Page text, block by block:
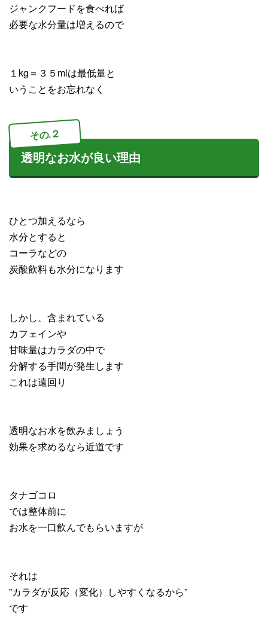
ジャンクフードを食べれば
必要な水分量は増えるので
１kg＝３５mlは最低量と
いうことをお忘れなく
その.２
透明なお水が良い理由
ひとつ加えるなら
水分とすると
コーラなどの
炭酸飲料も水分になります
しかし、含まれている
カフェインや
甘味量はカラダの中で
分解する手間が発生します
これは遠回り
透明なお水を飲みましょう
効果を求めるなら近道です
タナゴコロ
では整体前に
お水を一口飲んでもらいますが
それは
”カラダが反応（変化）しやすくなるから”
です